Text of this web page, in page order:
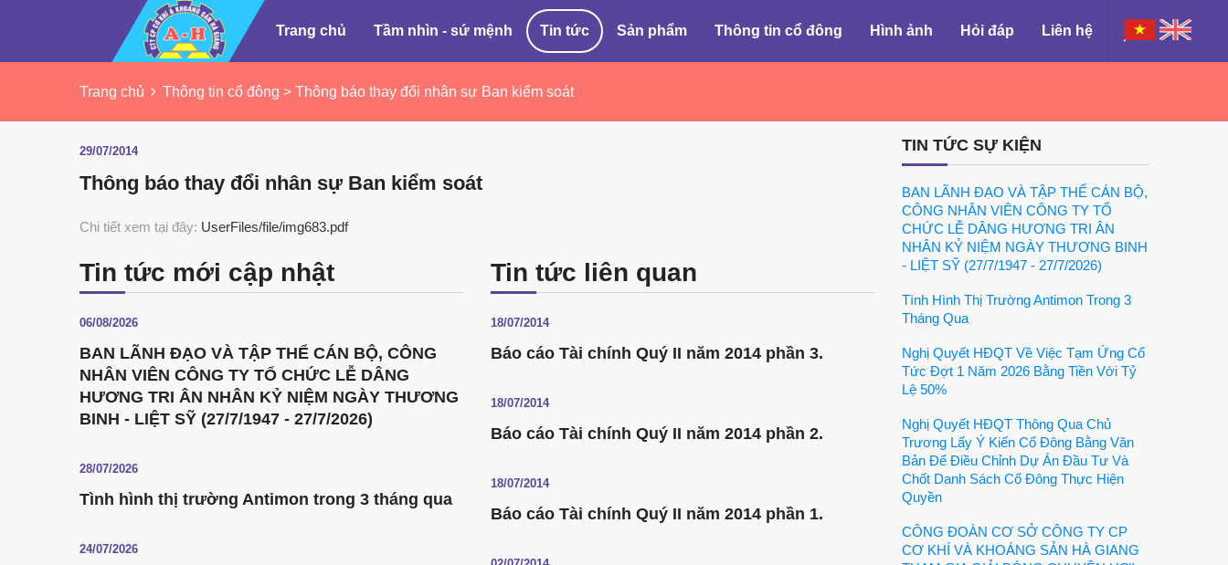
Trang chủ Tầm nhìn - sứ mệnh Tin tức Sản phẩm Thông tin cổ đông Hình ảnh Hỏi đáp Liên hệ
Trang chủ Thông tin cổ đông > Thông báo thay đổi nhân sự Ban kiểm soát
29/07/2014
Thông báo thay đổi nhân sự Ban kiểm soát
Chi tiết xem tại đây: UserFiles/file/img683.pdf
Tin tức mới cập nhật
06/08/2026
BAN LÃNH ĐẠO VÀ TẬP THỂ CÁN BỘ, CÔNG
NHÂN VIÊN CÔNG TY TỔ CHỨC LỄ DÂNG
HƯƠNG TRI ÂN NHÂN KỶ NIỆM NGÀY THƯƠNG
BINH - LIỆT SỸ (27/7/1947 - 27/7/2026)
28/07/2026
Tình hình thị trường Antimon trong 3 tháng qua
24/07/2026
Tin tức liên quan
18/07/2014
Báo cáo Tài chính Quý II năm 2014 phần 3.
18/07/2014
Báo cáo Tài chính Quý II năm 2014 phần 2.
18/07/2014
Báo cáo Tài chính Quý II năm 2014 phần 1.
TIN TỨC SỰ KIỆN
BAN LÃNH ĐẠO VÀ TẬP THỂ CÁN BỘ,
CÔNG NHÂN VIÊN CÔNG TY TỔ
CHỨC LỄ DÂNG HƯƠNG TRI ÂN
NHÂN KỶ NIỆM NGÀY THƯƠNG BINH
- LIỆT SỸ (27/7/1947 - 27/7/2026)
Tình Hình Thị Trường Antimon Trong 3
Tháng Qua
Nghị Quyết HĐQT Về Việc Tạm Ứng Cổ
Tức Đợt 1 Năm 2026 Bằng Tiền Với Tỷ
Lệ 50%
Nghị Quyết HĐQT Thông Qua Chủ
Trương Lấy Ý Kiến Cổ Đông Bằng Văn
Bản Để Điều Chỉnh Dự Án Đầu Tư Và
Chốt Danh Sách Cổ Đông Thực Hiện
Quyền
CÔNG ĐOÀN CƠ SỞ CÔNG TY CP
CƠ KHÍ VÀ KHOÁNG SẢN HÀ GIANG